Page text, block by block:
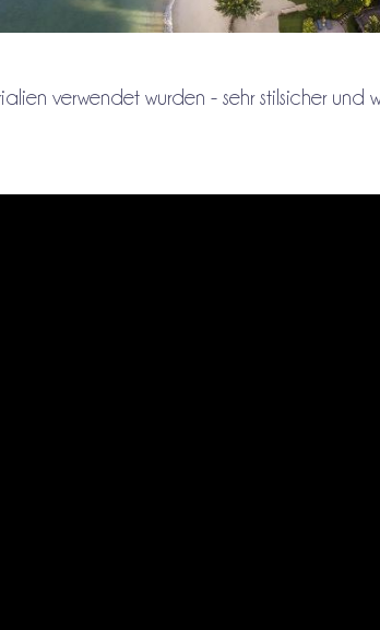
verwendet wurden - sehr stilsicher und